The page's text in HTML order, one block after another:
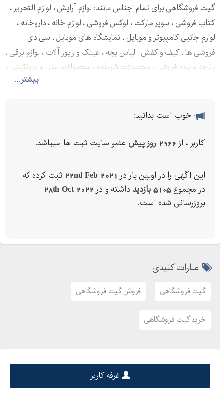
بیشتر...
گیت فروشگاهی برای تمام اجناس مانند: لوازم آرایش ، لوازم التحریر ،
کتاب فروشی ، سوپر مارکت ، لوکس فروشی ، لوازم خانه ، داروخانه ،
لوازم جانبی کامپیوتر و موبایل ، نمایشگاه های موبایل ، سی دی
فروشی ها ، کیف و کفش ، لباس بچه ، عینک و زیور آلات ، لوازم برقی ،
پارچه و پرده فروشی ، محصولات شوینده ، محصولات لبنی و پروتئینی ،
لباس زیر و جوراب ، هایپر مارکت ها و..... خیلی از اجناس دیگر
مختص به لباس میدونیم.
با بیش از یک دهه سابقه درخشان در زمینه سیستم های حفاظتی و
خدمات پس از فروش ساله خود آماده سرویس دهی به مشتریان
محترم در سراسر کشور میباشد.
برای مشاوره رایگان با دفتر مرکزی تهران تماس حاصل فرمایید.
خوب است بدانید:
کاربر ، از 2966 روز پیش عضو سایت ثبت ها میباشد.
این آگهی را در اولین بار در 22nd Feb 2021 ثبت کرده که
در مجموع5105 بازدید داشته و در 28th Oct 2022
بروزرسانی شده است.
عبارات کلیدی
گیت فروشگاهی فروش گیت فروشگاهی
خرید گیت فروشگاهی
غرفه کاربر